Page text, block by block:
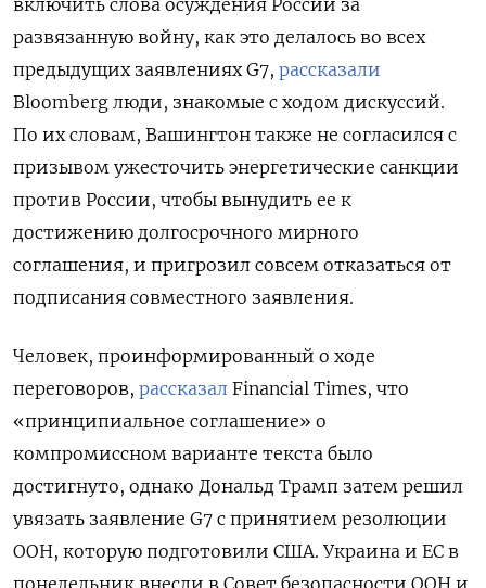
развязанную войну, как это делалось во всех
предыдущих заявлениях G7, рассказали
Bloomberg люди, знакомые с ходом дискуссий.
По их словам, Вашингтон также не согласился с
призывом ужесточить энергетические санкции
против России, чтобы вынудить ее к
достижению долгосрочного мирного
соглашения, и пригрозил совсем отказаться от
подписания совместного заявления.
Человек, проинформированный о ходе
переговоров, рассказал Financial Times, что
«принципиальное соглашение» о
компромиссном варианте текста было
достигнуто, однако Дональд Трамп затем решил
увязать заявление G7 с принятием резолюции
ООН, которую подготовили США. Украина и ЕС в
понедельник внесли в Совет безопасности ООН и